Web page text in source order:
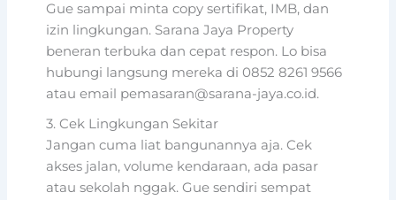
Gue sampai minta copy sertifikat, IMB, dan
izin lingkungan. Sarana Jaya Property
beneran terbuka dan cepat respon. Lo bisa
hubungi langsung mereka di 0852 8261 9566
atau email pemasaran@sarana-jaya.co.id.
3. Cek Lingkungan Sekitar
Jangan cuma liat bangunannya aja. Cek
akses jalan, volume kendaraan, ada pasar
atau sekolah nggak. Gue sendiri sempat